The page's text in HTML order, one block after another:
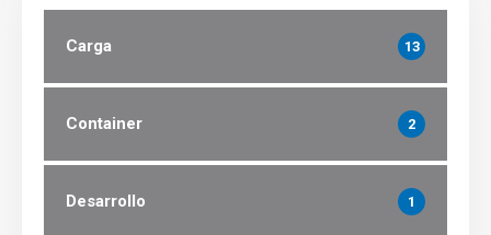
Carga 13
Container 2
Desarrollo 1